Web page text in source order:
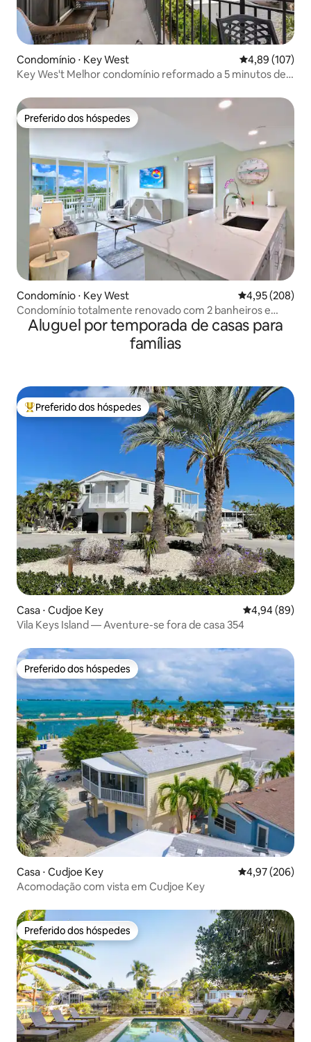
Condomínio ⋅ Key West 4,89 de uma
4,89 (107)
Key Wes't Melhor condomínio reformado a 5 minutos de
Preferido dos hóspedes
Preferido dos hóspedes
Condomínio ⋅ Key West 4,95 de uma
4,95 (208)
Condomínio totalmente renovado com 2 banheiros e
piscina compartilhada!
Aluguel por temporada de casas para
famílias
Entre os melhores preferidos dos hóspedes
Preferido dos hóspedes
Casa ⋅ Cudjoe Key 4,94 de uma
4,94 (89)
Vila Keys Island — Aventure-se fora de casa 354
Preferido dos hóspedes
Preferido dos hóspedes
Casa ⋅ Cudjoe Key 4,97 de uma
4,97 (206)
Acomodação com vista em Cudjoe Key
Preferido dos hóspedes
Preferido dos hóspedes